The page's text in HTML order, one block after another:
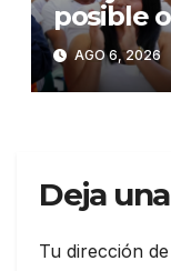
posible
2.500
AGO 6, 2026
Deja
Tu dirección